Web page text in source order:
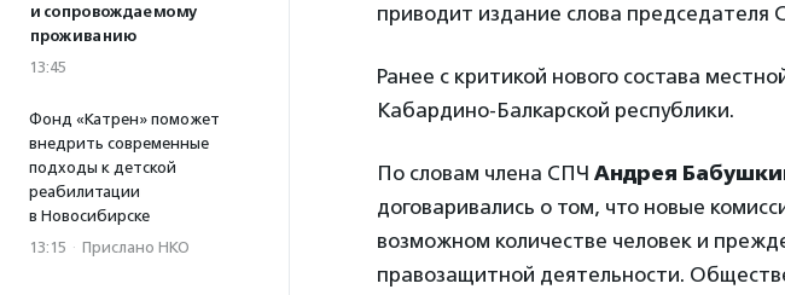
и сопровождаемому
проживанию
13:45
Фонд «Катрен» поможет
внедрить современные
подходы к детской
реабилитации
в Новосибирске
13:15 · Прислано НКО
приводит издание слова председателя
Ранее с критикой нового состава
Кабардино-Балкарской республики.
По словам члена СПЧ Андрея
договаривались о том, что новые
возможном количестве человек и
правозащитной деятельности.